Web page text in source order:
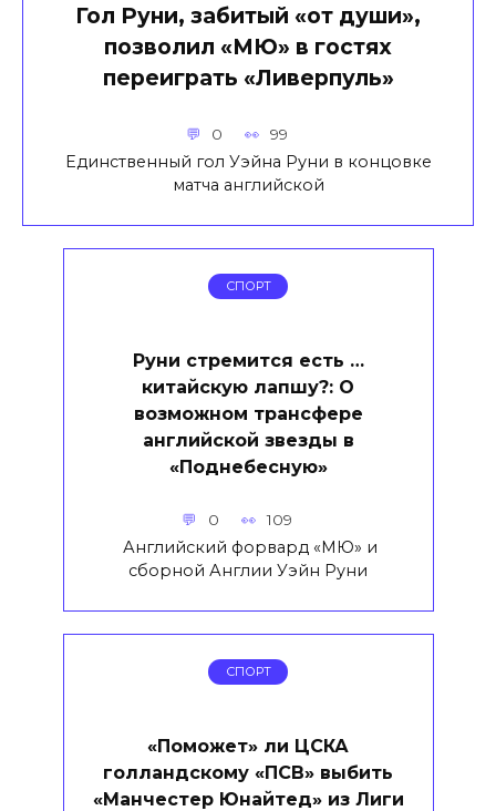
Гол Руни, забитый «от души»,
позволил «МЮ» в гостях
переиграть «Ливерпуль»
0 99
Единственный гол Уэйна Руни в концовке
матча английской
СПОРТ
Руни стремится есть …
китайскую лапшу?: О
возможном трансфере
английской звезды в
«Поднебесную»
0 109
Английский форвард «МЮ» и
сборной Англии Уэйн Руни
СПОРТ
«Поможет» ли ЦСКА
голландскому «ПСВ» выбить
«Манчестер Юнайтед» из Лиги